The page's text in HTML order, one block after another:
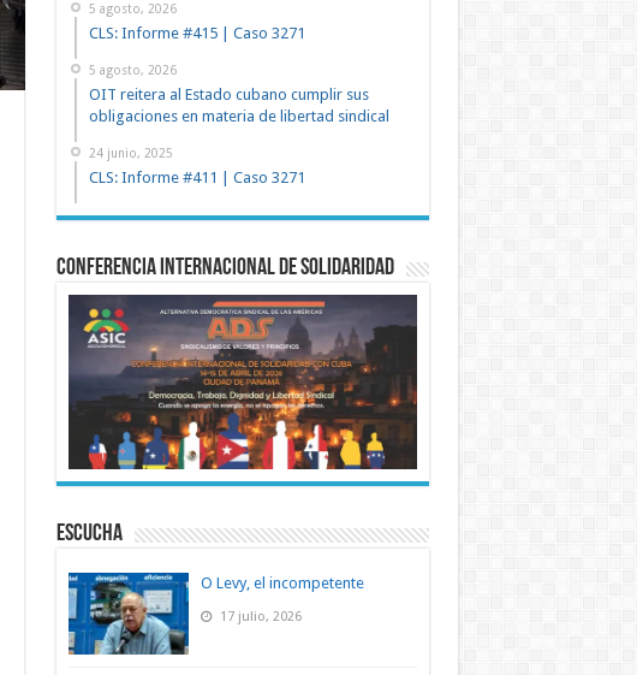
5 agosto, 2026
CLS: Informe #415 | Caso 3271
5 agosto, 2026
OIT reitera al Estado cubano cumplir sus
obligaciones en materia de libertad sindical
24 junio, 2025
CLS: Informe #411 | Caso 3271
Conferencia Internacional de Solidaridad
ESCUCHA
O Levy, el incompetente
17 julio, 2026